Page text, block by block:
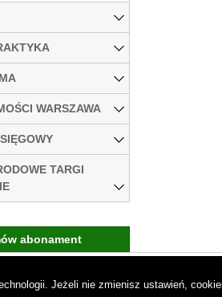
WARSZAWA
TARGI
abonament
Jeżeli nie zmienisz ustawień,